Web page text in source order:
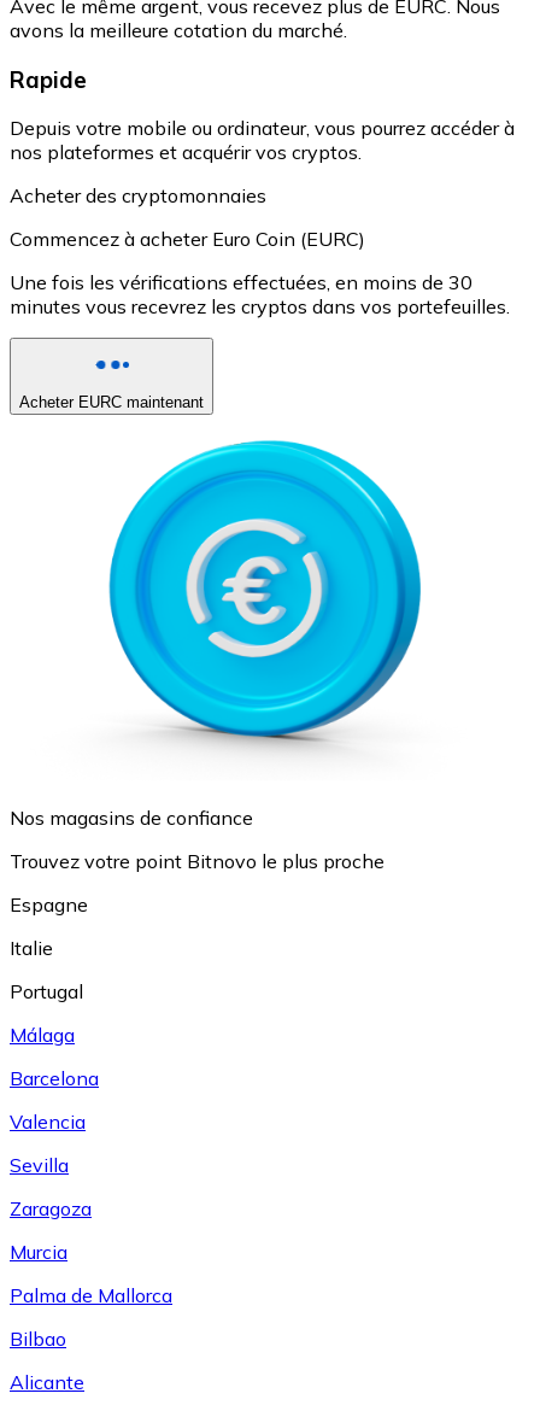
Avec le même argent, vous recevez plus de EURC. Nous
avons la meilleure cotation du marché.
Rapide
Depuis votre mobile ou ordinateur, vous pourrez accéder à
nos plateformes et acquérir vos cryptos.
Acheter des cryptomonnaies
Commencez à acheter Euro Coin (EURC)
Une fois les vérifications effectuées, en moins de 30
minutes vous recevrez les cryptos dans vos portefeuilles.
Acheter EURC maintenant
Nos magasins de confiance
Trouvez votre point Bitnovo le plus proche
Espagne
Italie
Portugal
Málaga
Barcelona
Valencia
Sevilla
Zaragoza
Murcia
Palma de Mallorca
Bilbao
Alicante